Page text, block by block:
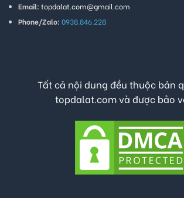
Email: topdalat.com@gmail.com
Phone/Zalo: 0938.846.228
Tất cả nội dung đều thuộc bản
topdalat.com và được bảo